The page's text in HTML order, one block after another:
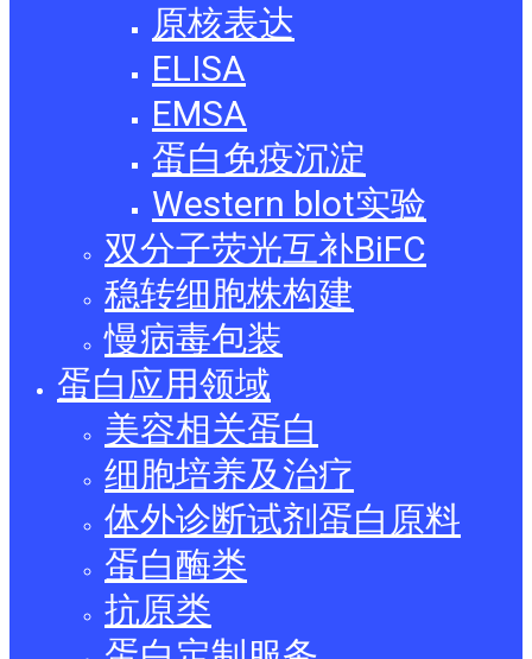
原核表达
ELISA
EMSA
蛋白免疫沉淀
Western blot实验
双分子荧光互补BiFC
稳转细胞株构建
慢病毒包装
蛋白应用领域
美容相关蛋白
细胞培养及治疗
体外诊断试剂蛋白原料
蛋白酶类
抗原类